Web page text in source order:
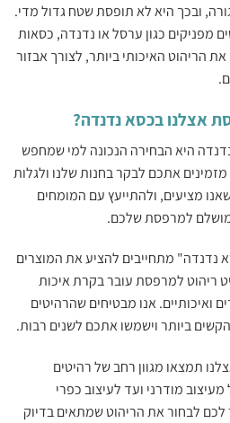
ובכך היא לא תופסת שטח גדול מדי.
מפניקים כגון ערסל או נדנדה, כסאות
הריהוט האיכותי ביותר, לצורך אבזור
אצלנו בכסא נדנדה?
היא הבחירה הנכונה למי שמחפש
מזמינים אתכם לבקר בחנות שלנו ולגלות
מציעים, ולהתייעץ עם המומחים
למרפסת שלכם.
נדנדה" מתחייבים להציע את המוצרים
ריהוט למרפסת עובר בקרת איכות
ואיכותיים. אנו מבטיחים שהרהיטים
ביותר וישמשו אתכם לשנים רבות.
תמצאו מגוון רחב של רהיטים
מודרני ועד לעיצוב כפרי
לבחור את הריהוט שמתאים בדיוק